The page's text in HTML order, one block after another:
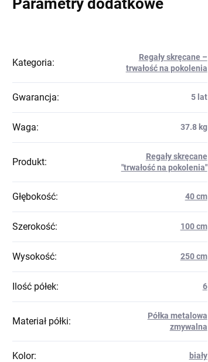
Kategoria:
Regały skręcane –
trwałość na pokolenia
Gwarancja: 5 lat
Waga: 37.8 kg
Produkt:
Regały skręcane
"trwałość na pokolenia"
Głębokość: 40 cm
Szerokość: 100 cm
Wysokość: 250 cm
Ilość półek: 6
Materiał półki:
Półka metalowa
zmywalna
Kolor: biały